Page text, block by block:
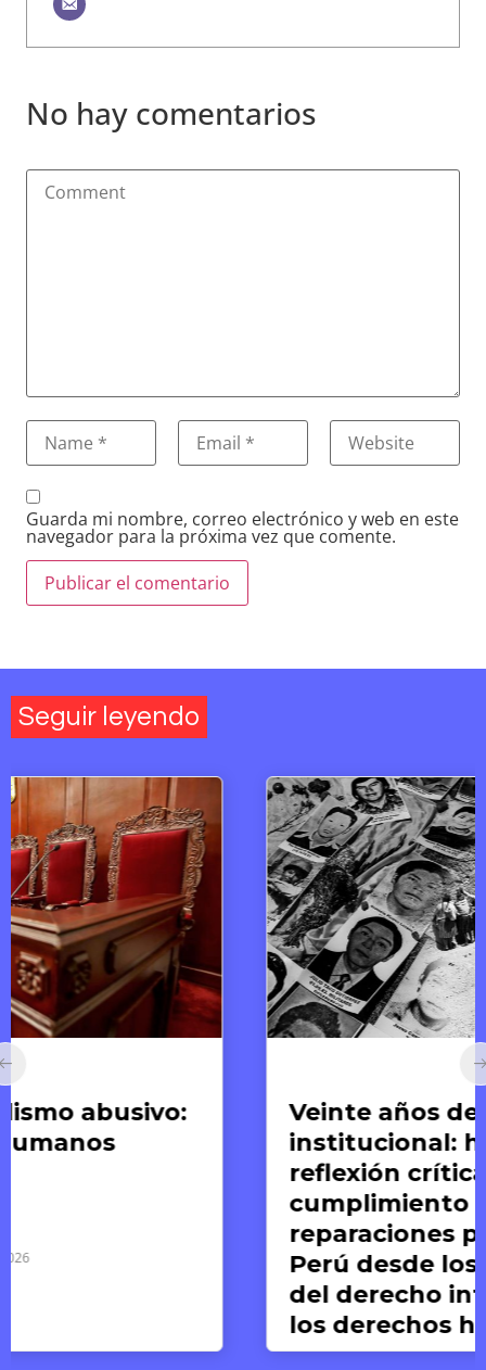
No hay comentarios
Guarda mi nombre, correo electrónico y web en este
navegador para la próxima vez que comente.
Seguir leyendo
Veinte años de silencio
institucional: hacia una
reflexión crítica del
cumplimiento de las
reparaciones post-CVR en el
Perú desde los estándares
del derecho internacional de
los derechos humanos